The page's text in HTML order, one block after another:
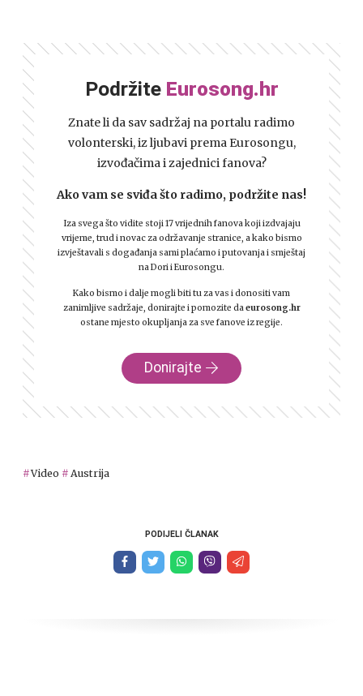
Podržite Eurosong.hr
Znate li da sav sadržaj na portalu radimo
volonterski, iz ljubavi prema Eurosongu,
izvođačima i zajednici fanova?
Ako vam se sviđa što radimo, podržite nas!
Iza svega što vidite stoji 17 vrijednih fanova koji izdvajaju
vrijeme, trud i novac za održavanje stranice, a kako bismo
izvještavali s događanja sami plaćamo i putovanja i smještaj
na Dori i Eurosongu.
Kako bismo i dalje mogli biti tu za vas i donositi vam
zanimljive sadržaje, donirajte i pomozite da eurosong.hr
ostane mjesto okupljanja za sve fanove iz regije.
Donirajte
Video Austrija
PODIJELI ČLANAK